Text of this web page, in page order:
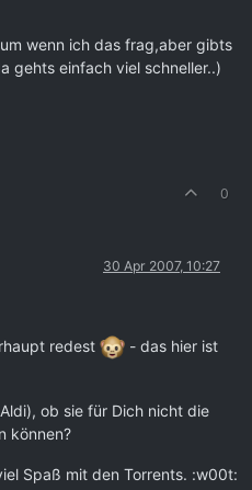
wenn ich das frag,aber gibts
gehts einfach viel schneller..)
0
30 Apr 2007, 10:27
redest
- das hier ist
ob sie für Dich nicht die
können?
Spaß mit den Torrents. :w00t: